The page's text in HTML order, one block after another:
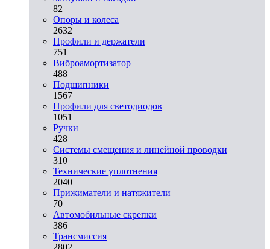
82
Опоры и колеса
2632
Профили и держатели
751
Виброамортизатор
488
Подшипники
1567
Профили для светодиодов
1051
Ручки
428
Системы смещения и линейной проводки
310
Технические уплотнения
2040
Прижиматели и натяжители
70
Автомобильные скрепки
386
Трансмиссия
2802